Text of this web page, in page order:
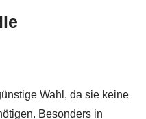
Wahl, da sie keine
Besonders in